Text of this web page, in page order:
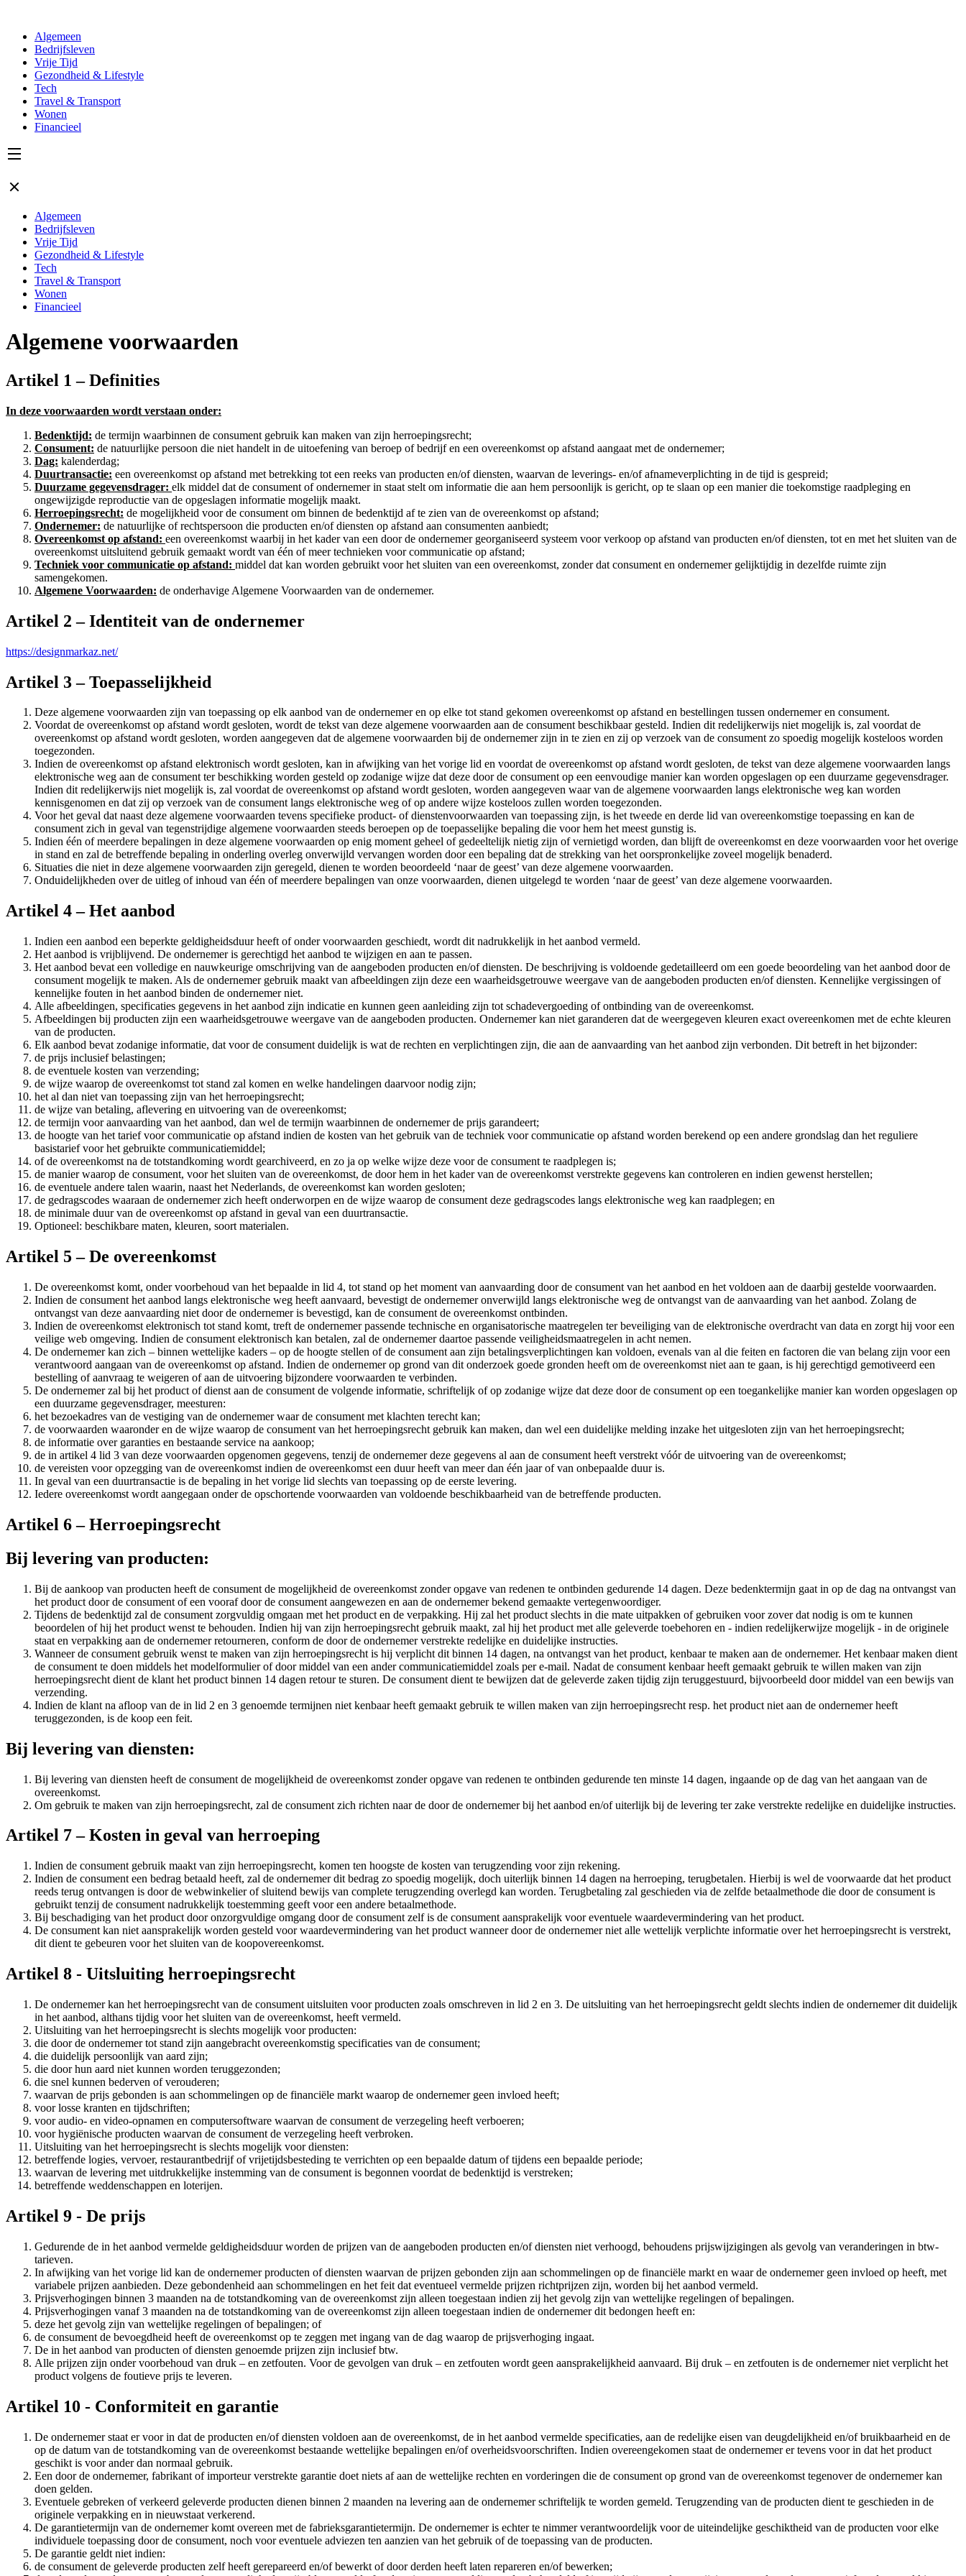
Algemeen
Bedrijfsleven
Vrije Tijd
Gezondheid & Lifestyle
Tech
Travel & Transport
Wonen
Financieel
Algemeen
Bedrijfsleven
Vrije Tijd
Gezondheid & Lifestyle
Tech
Travel & Transport
Wonen
Financieel
Algemene voorwaarden
Artikel 1 – Definities
In deze voorwaarden wordt verstaan onder:
Bedenktijd: de termijn waarbinnen de consument gebruik kan maken van zijn herroepingsrecht;
Consument: de natuurlijke persoon die niet handelt in de uitoefening van beroep of bedrijf en een overeenkomst op afstand aangaat met de ondernemer;
Dag: kalenderdag;
Duurtransactie: een overeenkomst op afstand met betrekking tot een reeks van producten en/of diensten, waarvan de leverings- en/of afnameverplichting in de tijd is gespreid;
Duurzame gegevensdrager: elk middel dat de consument of ondernemer in staat stelt om informatie die aan hem persoonlijk is gericht, op te slaan op een manier die toekomstige raadpleging en
ongewijzigde reproductie van de opgeslagen informatie mogelijk maakt.
Herroepingsrecht: de mogelijkheid voor de consument om binnen de bedenktijd af te zien van de overeenkomst op afstand;
Ondernemer: de natuurlijke of rechtspersoon die producten en/of diensten op afstand aan consumenten aanbiedt;
Overeenkomst op afstand: een overeenkomst waarbij in het kader van een door de ondernemer georganiseerd systeem voor verkoop op afstand van producten en/of diensten, tot en met het sluiten van de
overeenkomst uitsluitend gebruik gemaakt wordt van één of meer technieken voor communicatie op afstand;
Techniek voor communicatie op afstand: middel dat kan worden gebruikt voor het sluiten van een overeenkomst, zonder dat consument en ondernemer gelijktijdig in dezelfde ruimte zijn
samengekomen.
Algemene Voorwaarden: de onderhavige Algemene Voorwaarden van de ondernemer.
Artikel 2 – Identiteit van de ondernemer
https://designmarkaz.net/
Artikel 3 – Toepasselijkheid
Deze algemene voorwaarden zijn van toepassing op elk aanbod van de ondernemer en op elke tot stand gekomen overeenkomst op afstand en bestellingen tussen ondernemer en consument.
Voordat de overeenkomst op afstand wordt gesloten, wordt de tekst van deze algemene voorwaarden aan de consument beschikbaar gesteld. Indien dit redelijkerwijs niet mogelijk is, zal voordat de
overeenkomst op afstand wordt gesloten, worden aangegeven dat de algemene voorwaarden bij de ondernemer zijn in te zien en zij op verzoek van de consument zo spoedig mogelijk kosteloos worden
toegezonden.
Indien de overeenkomst op afstand elektronisch wordt gesloten, kan in afwijking van het vorige lid en voordat de overeenkomst op afstand wordt gesloten, de tekst van deze algemene voorwaarden langs
elektronische weg aan de consument ter beschikking worden gesteld op zodanige wijze dat deze door de consument op een eenvoudige manier kan worden opgeslagen op een duurzame gegevensdrager.
Indien dit redelijkerwijs niet mogelijk is, zal voordat de overeenkomst op afstand wordt gesloten, worden aangegeven waar van de algemene voorwaarden langs elektronische weg kan worden
kennisgenomen en dat zij op verzoek van de consument langs elektronische weg of op andere wijze kosteloos zullen worden toegezonden.
Voor het geval dat naast deze algemene voorwaarden tevens specifieke product- of dienstenvoorwaarden van toepassing zijn, is het tweede en derde lid van overeenkomstige toepassing en kan de
consument zich in geval van tegenstrijdige algemene voorwaarden steeds beroepen op de toepasselijke bepaling die voor hem het meest gunstig is.
Indien één of meerdere bepalingen in deze algemene voorwaarden op enig moment geheel of gedeeltelijk nietig zijn of vernietigd worden, dan blijft de overeenkomst en deze voorwaarden voor het overige
in stand en zal de betreffende bepaling in onderling overleg onverwijld vervangen worden door een bepaling dat de strekking van het oorspronkelijke zoveel mogelijk benaderd.
Situaties die niet in deze algemene voorwaarden zijn geregeld, dienen te worden beoordeeld ‘naar de geest’ van deze algemene voorwaarden.
Onduidelijkheden over de uitleg of inhoud van één of meerdere bepalingen van onze voorwaarden, dienen uitgelegd te worden ‘naar de geest’ van deze algemene voorwaarden.
Artikel 4 – Het aanbod
Indien een aanbod een beperkte geldigheidsduur heeft of onder voorwaarden geschiedt, wordt dit nadrukkelijk in het aanbod vermeld.
Het aanbod is vrijblijvend. De ondernemer is gerechtigd het aanbod te wijzigen en aan te passen.
Het aanbod bevat een volledige en nauwkeurige omschrijving van de aangeboden producten en/of diensten. De beschrijving is voldoende gedetailleerd om een goede beoordeling van het aanbod door de
consument mogelijk te maken. Als de ondernemer gebruik maakt van afbeeldingen zijn deze een waarheidsgetrouwe weergave van de aangeboden producten en/of diensten. Kennelijke vergissingen of
kennelijke fouten in het aanbod binden de ondernemer niet.
Alle afbeeldingen, specificaties gegevens in het aanbod zijn indicatie en kunnen geen aanleiding zijn tot schadevergoeding of ontbinding van de overeenkomst.
Afbeeldingen bij producten zijn een waarheidsgetrouwe weergave van de aangeboden producten. Ondernemer kan niet garanderen dat de weergegeven kleuren exact overeenkomen met de echte kleuren
van de producten.
Elk aanbod bevat zodanige informatie, dat voor de consument duidelijk is wat de rechten en verplichtingen zijn, die aan de aanvaarding van het aanbod zijn verbonden. Dit betreft in het bijzonder:
de prijs inclusief belastingen;
de eventuele kosten van verzending;
de wijze waarop de overeenkomst tot stand zal komen en welke handelingen daarvoor nodig zijn;
het al dan niet van toepassing zijn van het herroepingsrecht;
de wijze van betaling, aflevering en uitvoering van de overeenkomst;
de termijn voor aanvaarding van het aanbod, dan wel de termijn waarbinnen de ondernemer de prijs garandeert;
de hoogte van het tarief voor communicatie op afstand indien de kosten van het gebruik van de techniek voor communicatie op afstand worden berekend op een andere grondslag dan het reguliere
basistarief voor het gebruikte communicatiemiddel;
of de overeenkomst na de totstandkoming wordt gearchiveerd, en zo ja op welke wijze deze voor de consument te raadplegen is;
de manier waarop de consument, voor het sluiten van de overeenkomst, de door hem in het kader van de overeenkomst verstrekte gegevens kan controleren en indien gewenst herstellen;
de eventuele andere talen waarin, naast het Nederlands, de overeenkomst kan worden gesloten;
de gedragscodes waaraan de ondernemer zich heeft onderworpen en de wijze waarop de consument deze gedragscodes langs elektronische weg kan raadplegen; en
de minimale duur van de overeenkomst op afstand in geval van een duurtransactie.
Optioneel: beschikbare maten, kleuren, soort materialen.
Artikel 5 – De overeenkomst
De overeenkomst komt, onder voorbehoud van het bepaalde in lid 4, tot stand op het moment van aanvaarding door de consument van het aanbod en het voldoen aan de daarbij gestelde voorwaarden.
Indien de consument het aanbod langs elektronische weg heeft aanvaard, bevestigt de ondernemer onverwijld langs elektronische weg de ontvangst van de aanvaarding van het aanbod. Zolang de
ontvangst van deze aanvaarding niet door de ondernemer is bevestigd, kan de consument de overeenkomst ontbinden.
Indien de overeenkomst elektronisch tot stand komt, treft de ondernemer passende technische en organisatorische maatregelen ter beveiliging van de elektronische overdracht van data en zorgt hij voor een
veilige web omgeving. Indien de consument elektronisch kan betalen, zal de ondernemer daartoe passende veiligheidsmaatregelen in acht nemen.
De ondernemer kan zich – binnen wettelijke kaders – op de hoogte stellen of de consument aan zijn betalingsverplichtingen kan voldoen, evenals van al die feiten en factoren die van belang zijn voor een
verantwoord aangaan van de overeenkomst op afstand. Indien de ondernemer op grond van dit onderzoek goede gronden heeft om de overeenkomst niet aan te gaan, is hij gerechtigd gemotiveerd een
bestelling of aanvraag te weigeren of aan de uitvoering bijzondere voorwaarden te verbinden.
De ondernemer zal bij het product of dienst aan de consument de volgende informatie, schriftelijk of op zodanige wijze dat deze door de consument op een toegankelijke manier kan worden opgeslagen op
een duurzame gegevensdrager, meesturen:
het bezoekadres van de vestiging van de ondernemer waar de consument met klachten terecht kan;
de voorwaarden waaronder en de wijze waarop de consument van het herroepingsrecht gebruik kan maken, dan wel een duidelijke melding inzake het uitgesloten zijn van het herroepingsrecht;
de informatie over garanties en bestaande service na aankoop;
de in artikel 4 lid 3 van deze voorwaarden opgenomen gegevens, tenzij de ondernemer deze gegevens al aan de consument heeft verstrekt vóór de uitvoering van de overeenkomst;
de vereisten voor opzegging van de overeenkomst indien de overeenkomst een duur heeft van meer dan één jaar of van onbepaalde duur is.
In geval van een duurtransactie is de bepaling in het vorige lid slechts van toepassing op de eerste levering.
Iedere overeenkomst wordt aangegaan onder de opschortende voorwaarden van voldoende beschikbaarheid van de betreffende producten.
Artikel 6 – Herroepingsrecht
Bij levering van producten:
Bij de aankoop van producten heeft de consument de mogelijkheid de overeenkomst zonder opgave van redenen te ontbinden gedurende 14 dagen. Deze bedenktermijn gaat in op de dag na ontvangst van
het product door de consument of een vooraf door de consument aangewezen en aan de ondernemer bekend gemaakte vertegenwoordiger.
Tijdens de bedenktijd zal de consument zorgvuldig omgaan met het product en de verpakking. Hij zal het product slechts in die mate uitpakken of gebruiken voor zover dat nodig is om te kunnen
beoordelen of hij het product wenst te behouden. Indien hij van zijn herroepingsrecht gebruik maakt, zal hij het product met alle geleverde toebehoren en - indien redelijkerwijze mogelijk - in de originele
staat en verpakking aan de ondernemer retourneren, conform de door de ondernemer verstrekte redelijke en duidelijke instructies.
Wanneer de consument gebruik wenst te maken van zijn herroepingsrecht is hij verplicht dit binnen 14 dagen, na ontvangst van het product, kenbaar te maken aan de ondernemer. Het kenbaar maken dient
de consument te doen middels het modelformulier of door middel van een ander communicatiemiddel zoals per e-mail. Nadat de consument kenbaar heeft gemaakt gebruik te willen maken van zijn
herroepingsrecht dient de klant het product binnen 14 dagen retour te sturen. De consument dient te bewijzen dat de geleverde zaken tijdig zijn teruggestuurd, bijvoorbeeld door middel van een bewijs van
verzending.
Indien de klant na afloop van de in lid 2 en 3 genoemde termijnen niet kenbaar heeft gemaakt gebruik te willen maken van zijn herroepingsrecht resp. het product niet aan de ondernemer heeft
teruggezonden, is de koop een feit.
Bij levering van diensten:
Bij levering van diensten heeft de consument de mogelijkheid de overeenkomst zonder opgave van redenen te ontbinden gedurende ten minste 14 dagen, ingaande op de dag van het aangaan van de
overeenkomst.
Om gebruik te maken van zijn herroepingsrecht, zal de consument zich richten naar de door de ondernemer bij het aanbod en/of uiterlijk bij de levering ter zake verstrekte redelijke en duidelijke instructies.
Artikel 7 – Kosten in geval van herroeping
Indien de consument gebruik maakt van zijn herroepingsrecht, komen ten hoogste de kosten van terugzending voor zijn rekening.
Indien de consument een bedrag betaald heeft, zal de ondernemer dit bedrag zo spoedig mogelijk, doch uiterlijk binnen 14 dagen na herroeping, terugbetalen. Hierbij is wel de voorwaarde dat het product
reeds terug ontvangen is door de webwinkelier of sluitend bewijs van complete terugzending overlegd kan worden. Terugbetaling zal geschieden via de zelfde betaalmethode die door de consument is
gebruikt tenzij de consument nadrukkelijk toestemming geeft voor een andere betaalmethode.
Bij beschadiging van het product door onzorgvuldige omgang door de consument zelf is de consument aansprakelijk voor eventuele waardevermindering van het product.
De consument kan niet aansprakelijk worden gesteld voor waardevermindering van het product wanneer door de ondernemer niet alle wettelijk verplichte informatie over het herroepingsrecht is verstrekt,
dit dient te gebeuren voor het sluiten van de koopovereenkomst.
Artikel 8 - Uitsluiting herroepingsrecht
De ondernemer kan het herroepingsrecht van de consument uitsluiten voor producten zoals omschreven in lid 2 en 3. De uitsluiting van het herroepingsrecht geldt slechts indien de ondernemer dit duidelijk
in het aanbod, althans tijdig voor het sluiten van de overeenkomst, heeft vermeld.
Uitsluiting van het herroepingsrecht is slechts mogelijk voor producten:
die door de ondernemer tot stand zijn aangebracht overeenkomstig specificaties van de consument;
die duidelijk persoonlijk van aard zijn;
die door hun aard niet kunnen worden teruggezonden;
die snel kunnen bederven of verouderen;
waarvan de prijs gebonden is aan schommelingen op de financiële markt waarop de ondernemer geen invloed heeft;
voor losse kranten en tijdschriften;
voor audio- en video-opnamen en computersoftware waarvan de consument de verzegeling heeft verboeren;
voor hygiënische producten waarvan de consument de verzegeling heeft verbroken.
Uitsluiting van het herroepingsrecht is slechts mogelijk voor diensten:
betreffende logies, vervoer, restaurantbedrijf of vrijetijdsbesteding te verrichten op een bepaalde datum of tijdens een bepaalde periode;
waarvan de levering met uitdrukkelijke instemming van de consument is begonnen voordat de bedenktijd is verstreken;
betreffende weddenschappen en loterijen.
Artikel 9 - De prijs
Gedurende de in het aanbod vermelde geldigheidsduur worden de prijzen van de aangeboden producten en/of diensten niet verhoogd, behoudens prijswijzigingen als gevolg van veranderingen in btw-
tarieven.
In afwijking van het vorige lid kan de ondernemer producten of diensten waarvan de prijzen gebonden zijn aan schommelingen op de financiële markt en waar de ondernemer geen invloed op heeft, met
variabele prijzen aanbieden. Deze gebondenheid aan schommelingen en het feit dat eventueel vermelde prijzen richtprijzen zijn, worden bij het aanbod vermeld.
Prijsverhogingen binnen 3 maanden na de totstandkoming van de overeenkomst zijn alleen toegestaan indien zij het gevolg zijn van wettelijke regelingen of bepalingen.
Prijsverhogingen vanaf 3 maanden na de totstandkoming van de overeenkomst zijn alleen toegestaan indien de ondernemer dit bedongen heeft en:
deze het gevolg zijn van wettelijke regelingen of bepalingen; of
de consument de bevoegdheid heeft de overeenkomst op te zeggen met ingang van de dag waarop de prijsverhoging ingaat.
De in het aanbod van producten of diensten genoemde prijzen zijn inclusief btw.
Alle prijzen zijn onder voorbehoud van druk – en zetfouten. Voor de gevolgen van druk – en zetfouten wordt geen aansprakelijkheid aanvaard. Bij druk – en zetfouten is de ondernemer niet verplicht het
product volgens de foutieve prijs te leveren.
Artikel 10 - Conformiteit en garantie
De ondernemer staat er voor in dat de producten en/of diensten voldoen aan de overeenkomst, de in het aanbod vermelde specificaties, aan de redelijke eisen van deugdelijkheid en/of bruikbaarheid en de
op de datum van de totstandkoming van de overeenkomst bestaande wettelijke bepalingen en/of overheidsvoorschriften. Indien overeengekomen staat de ondernemer er tevens voor in dat het product
geschikt is voor ander dan normaal gebruik.
Een door de ondernemer, fabrikant of importeur verstrekte garantie doet niets af aan de wettelijke rechten en vorderingen die de consument op grond van de overeenkomst tegenover de ondernemer kan
doen gelden.
Eventuele gebreken of verkeerd geleverde producten dienen binnen 2 maanden na levering aan de ondernemer schriftelijk te worden gemeld. Terugzending van de producten dient te geschieden in de
originele verpakking en in nieuwstaat verkerend.
De garantietermijn van de ondernemer komt overeen met de fabrieksgarantietermijn. De ondernemer is echter te nimmer verantwoordelijk voor de uiteindelijke geschiktheid van de producten voor elke
individuele toepassing door de consument, noch voor eventuele adviezen ten aanzien van het gebruik of de toepassing van de producten.
De garantie geldt niet indien:
de consument de geleverde producten zelf heeft gerepareerd en/of bewerkt of door derden heeft laten repareren en/of bewerken;